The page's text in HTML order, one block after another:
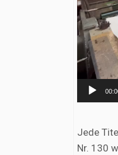
Jede
Nr. 130